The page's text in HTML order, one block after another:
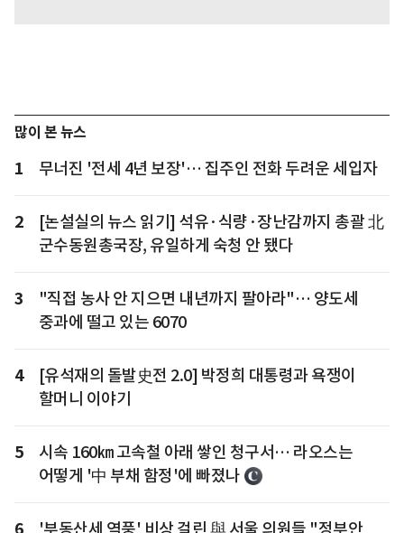
많이 본 뉴스
1 무너진 '전세 4년 보장'… 집주인 전화 두려운 세입자
2
[논설실의 뉴스 읽기] 석유·식량·장난감까지 총괄 北
군수동원총국장, 유일하게 숙청 안 됐다
3
"직접 농사 안 지으면 내년까지 팔아라"… 양도세
중과에 떨고 있는 6070
4
[유석재의 돌발史전 2.0] 박정희 대통령과 욕쟁이
할머니 이야기
5
시속 160㎞ 고속철 아래 쌓인 청구서… 라오스는
어떻게 '中 부채 함정'에 빠졌나